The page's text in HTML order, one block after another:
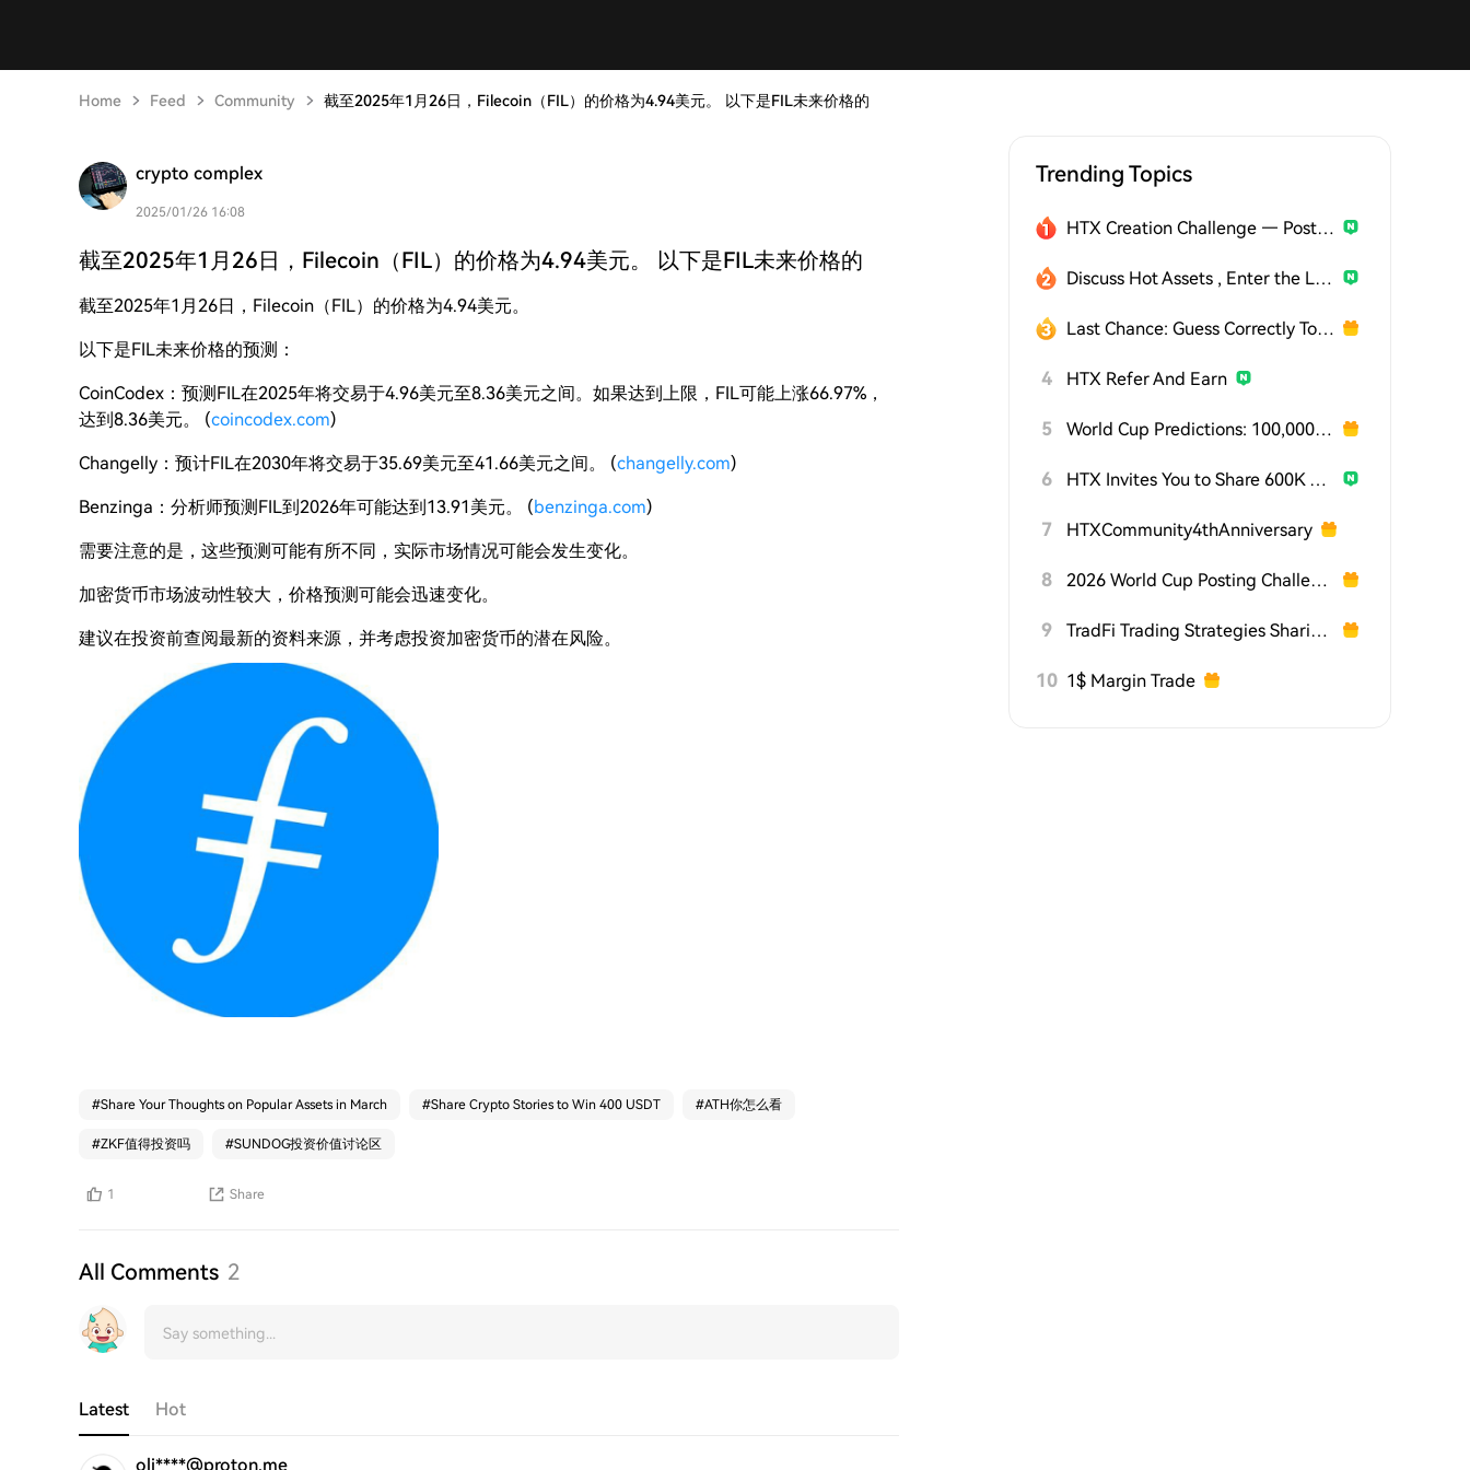
Home Feed Community 截至2025年1月26日，Filecoin（FIL）的价格为4.94美元。 以下是FIL未来价格的
crypto complex
2025/01/26 16:08
截至2025年1月26日，Filecoin（FIL）的价格为4.94美元。 以下是FIL未来价格的
截至2025年1月26日，Filecoin（FIL）的价格为4.94美元。
以下是FIL未来价格的预测：
CoinCodex：预测FIL在2025年将交易于4.96美元至8.36美元之间。如果达到上限，FIL可能上涨66.97%，
达到8.36美元。 (coincodex.com)
Changelly：预计FIL在2030年将交易于35.69美元至41.66美元之间。 (changelly.com)
Benzinga：分析师预测FIL到2026年可能达到13.91美元。 (benzinga.com)
需要注意的是，这些预测可能有所不同，实际市场情况可能会发生变化。
加密货币市场波动性较大，价格预测可能会迅速变化。
建议在投资前查阅最新的资料来源，并考虑投资加密货币的潜在风险。
#Share Your Thoughts on Popular Assets in March #Share Crypto Stories to Win 400 USDT #ATH你怎么看
#ZKF值得投资吗 #SUNDOG投资价值讨论区
1 Share
All Comments 2
Latest Hot
oli****@proton.me
Trending Topics
HTX Creation Challenge — Post and Win 1,500U
Discuss Hot Assets , Enter the Lucky Draw
Last Chance: Guess Correctly Today and Win More
4 HTX Refer And Earn
5 World Cup Predictions: 100,000 USDT Daily
6 HTX Invites You to Share 600K USDT in Gift Packs
7 HTXCommunity4thAnniversary
8 2026 World Cup Posting Challenge on HTX Square
9 TradFi Trading Strategies Sharing Challenge
10 1$ Margin Trade